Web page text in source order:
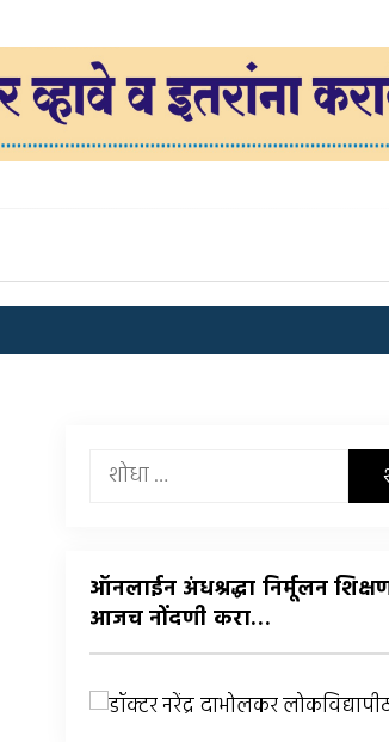
यांचा
ऑनलाईन अंधश्रद्धा निर्मूलन
आजच नोंदणी करा…